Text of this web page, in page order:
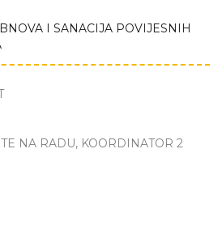
I SANACIJA POVIJESNIH
NA RADU, KOORDINATOR 2